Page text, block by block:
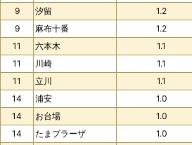
9
汐留
1.2
9
麻布十番
1.2
11
六本木
1.1
11
川崎
1.1
11
立川
1.1
14
浦安
1.0
14
お台場
1.0
14
たまプラーザ
1.0